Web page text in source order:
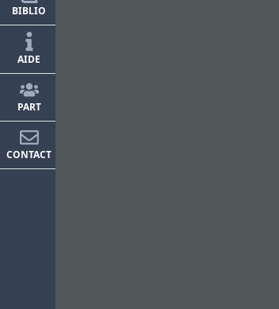
BIBLIO
AIDE
PART
CONTACT